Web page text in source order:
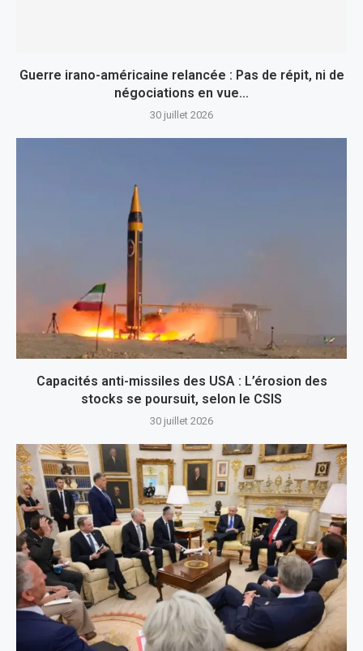
Guerre irano-américaine relancée : Pas de répit, ni de
négociations en vue…
30 juillet 2026
Capacités anti-missiles des USA : L’érosion des
stocks se poursuit, selon le CSIS
30 juillet 2026